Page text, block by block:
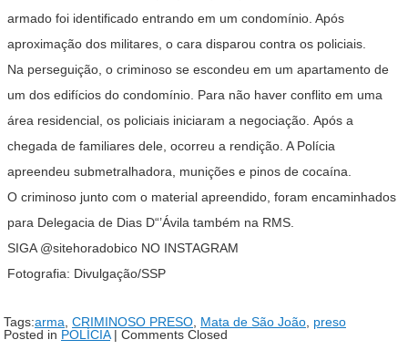
armado foi identificado entrando em um condomínio. Após
aproximação dos militares, o cara disparou contra os policiais.
Na perseguição, o criminoso se escondeu em um apartamento de
um dos edifícios do condomínio. Para não haver conflito em uma
área residencial, os policiais iniciaram a negociação. Após a
chegada de familiares dele, ocorreu a rendição. A Polícia
apreendeu submetralhadora, munições e pinos de cocaína.
O criminoso junto com o material apreendido, foram encaminhados
para Delegacia de Dias D“’Ávila também na RMS.
SIGA @sitehoradobico NO INSTAGRAM
Fotografia: Divulgação/SSP
Tags:arma CRIMINOSO PRESO Mata de São João preso
Posted in POLÍCIA| Comments Closed